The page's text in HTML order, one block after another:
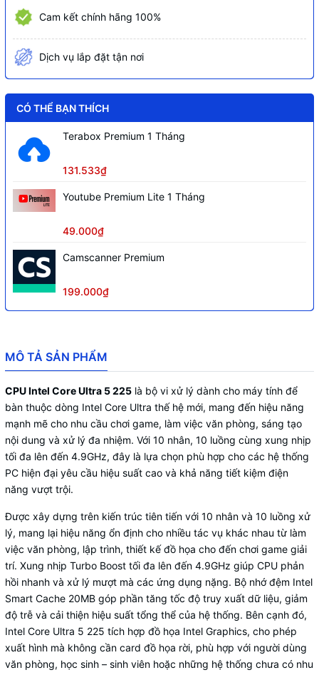
Cam kết chính hãng 100%
Dịch vụ lắp đặt tận nơi
CÓ THỂ BẠN THÍCH
Terabox Premium 1 Tháng
131.533₫
Youtube Premium Lite 1 Tháng
49.000₫
Camscanner Premium
199.000₫
MÔ TẢ SẢN PHẨM
CPU Intel Core Ultra 5 225 là bộ vi xử lý dành cho máy tính để
bàn thuộc dòng Intel Core Ultra thế hệ mới, mang đến hiệu năng
mạnh mẽ cho nhu cầu chơi game, làm việc văn phòng, sáng tạo
nội dung và xử lý đa nhiệm. Với 10 nhân, 10 luồng cùng xung nhịp
tối đa lên đến 4.9GHz, đây là lựa chọn phù hợp cho các hệ thống
PC hiện đại yêu cầu hiệu suất cao và khả năng tiết kiệm điện
năng vượt trội.
Được xây dựng trên kiến trúc tiên tiến với 10 nhân và 10 luồng xử
lý, mang lại hiệu năng ổn định cho nhiều tác vụ khác nhau từ làm
việc văn phòng, lập trình, thiết kế đồ họa cho đến chơi game giải
trí. Xung nhịp Turbo Boost tối đa lên đến 4.9GHz giúp CPU phản
hồi nhanh và xử lý mượt mà các ứng dụng nặng. Bộ nhớ đệm Intel
Smart Cache 20MB góp phần tăng tốc độ truy xuất dữ liệu, giảm
độ trễ và cải thiện hiệu suất tổng thể của hệ thống. Bên cạnh đó,
Intel Core Ultra 5 225 tích hợp đồ họa Intel Graphics, cho phép
xuất hình mà không cần card đồ họa rời, phù hợp với người dùng
văn phòng, học sinh – sinh viên hoặc những hệ thống chưa có nhu